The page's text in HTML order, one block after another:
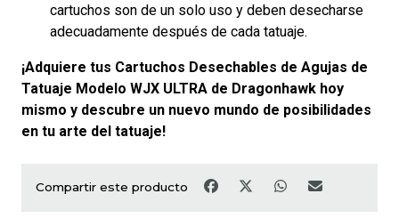
cartuchos son de un solo uso y deben desecharse
adecuadamente después de cada tatuaje.
¡Adquiere tus Cartuchos Desechables de Agujas de
Tatuaje Modelo WJX ULTRA de Dragonhawk hoy
mismo y descubre un nuevo mundo de posibilidades
en tu arte del tatuaje!
Compartir este producto